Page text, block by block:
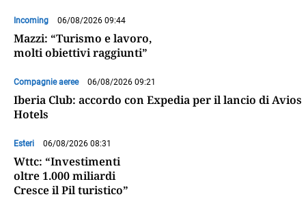
Incoming 06/08/2026 09:44
Mazzi: “Turismo e lavoro,
molti obiettivi raggiunti”
Compagnie aeree 06/08/2026 09:21
Iberia Club: accordo con Expedia per il lancio di Avios
Hotels
Esteri 06/08/2026 08:31
Wttc: “Investimenti
oltre 1.000 miliardi
Cresce il Pil turistico”